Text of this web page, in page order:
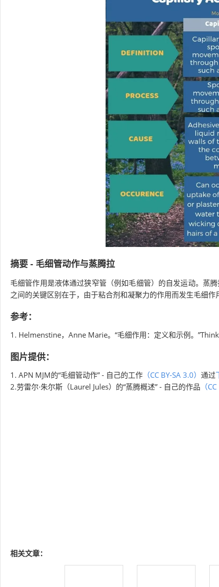
摘要 - 毛细管动作与蒸腾拉
毛细管作用是液体通过狭窄管（例如毛细管）的自发运动。蒸
之间的关键区别在于，由于粘合剂和凝聚力的作用而发生毛细
参考：
1. Helmenstine，Anne Marie。“毛细作用：定义和示例。
图片提供：
1. APN MJM的“毛细管动作” - 自己的工作 （CC BY-SA 3.0） 通过
2.劳雷尔·朱尔斯（Laurel Jules）的“蒸腾概述” - 自己的作品 （
相关文章：